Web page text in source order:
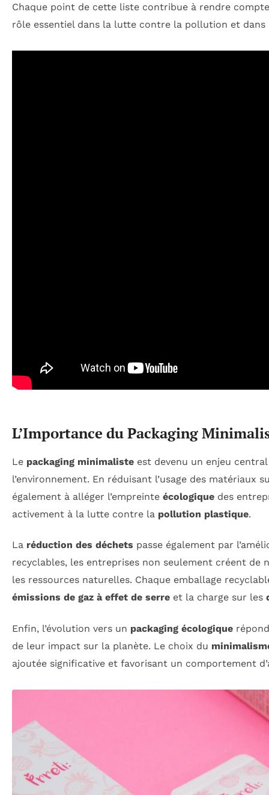
Chaque point de cette liste contribue à rendre
rôle essentiel dans la lutte contre la pollution et
L’Importance du Packaging
Le packaging minimaliste est devenu un enjeu
l’environnement. En réduisant l’usage des
également à alléger l’empreinte écologique des
activement à la lutte contre la pollution plastique.
La réduction des déchets passe également par
recyclables, les entreprises non seulement créent
les ressources naturelles. Chaque emballage
émissions de gaz à effet de serre et la charge sur les
Enfin, l’évolution vers un packaging écologique
de leur impact sur la planète. Le choix du
ajoutée significative et favorisant un comportement